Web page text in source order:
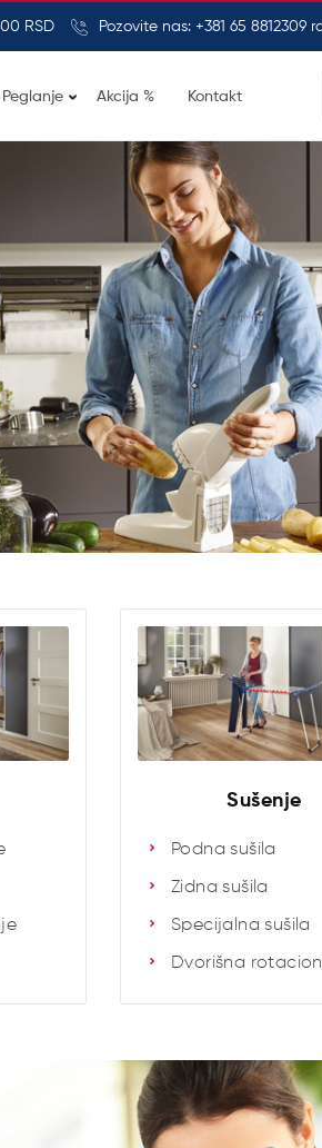
RSD Pozovite nas: +381 65 8812309
Peglanje Akcija % Kontakt
Sušenje
Podna sušila
Zidna sušila
Specijalna sušila
Dvorišna